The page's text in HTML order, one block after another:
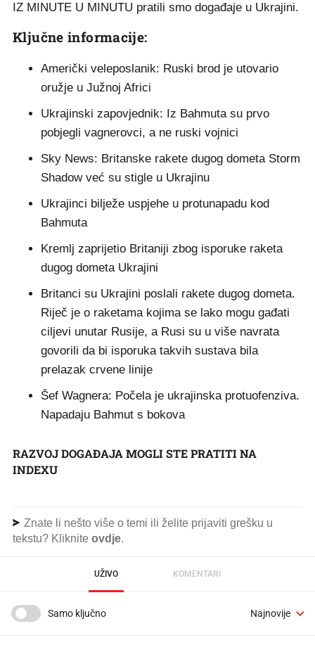
IZ MINUTE U MINUTU pratili smo događaje u Ukrajini.
Ključne informacije:
Američki veleposlanik: Ruski brod je utovario
oružje u Južnoj Africi
Ukrajinski zapovjednik: Iz Bahmuta su prvo
pobjegli vagnerovci, a ne ruski vojnici
Sky News: Britanske rakete dugog dometa Storm
Shadow već su stigle u Ukrajinu
Ukrajinci bilježe uspjehe u protunapadu kod
Bahmuta
Kremlj zaprijetio Britaniji zbog isporuke raketa
dugog dometa Ukrajini
Britanci su Ukrajini poslali rakete dugog dometa.
Riječ je o raketama kojima se lako mogu gađati
ciljevi unutar Rusije, a Rusi su u više navrata
govorili da bi isporuka takvih sustava bila
prelazak crvene linije
Šef Wagnera: Počela je ukrajinska protuofenziva.
Napadaju Bahmut s bokova
RAZVOJ DOGAĐAJA MOGLI STE PRATITI NA
INDEXU
Znate li nešto više o temi ili želite prijaviti grešku u
tekstu? Kliknite ovdje.
UŽIVO KOMENTARI
Samo ključno